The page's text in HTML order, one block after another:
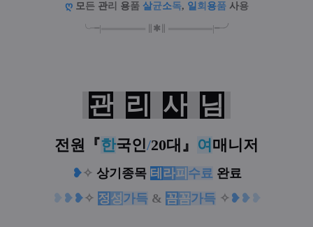
ღ 모든 관리 용품 살균소독, 일 회 용품 사용
╰╼|═══════ ✱ ═══════|╾╯
관 리 사 님
전원 『한국인/20대 』 여 매니저
❥ ✧ 상기종목 테 라피 수료완료
❥ ❥ ❥ ✧ 정성가득 & 꼼꼼가득 ✧ ❥ ❥ ❥